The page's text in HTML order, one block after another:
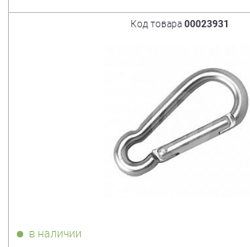
Код товара 00023931
в наличии